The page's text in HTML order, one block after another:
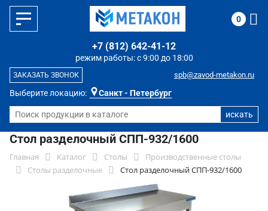
Выберите локацию: Санкт - Петербург
режим работы: с 9:00 до 18:00
+7 (812) 642-41-12
spb@zavod-metakon.ru
ЗАКАЗАТЬ ЗВОНОК
0
Стол разделочный СПП-932/1600
Главная Каталог Столы
Производственные столы
Столы разделочные
Стол разделочный СПП-932/1600